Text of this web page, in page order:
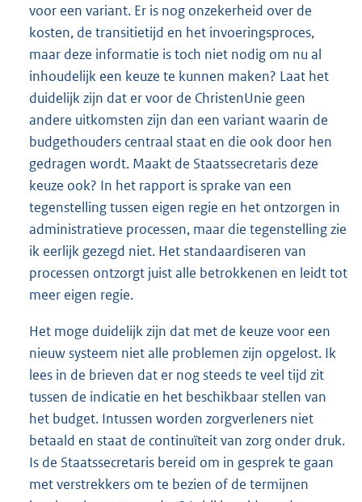
voor een variant. Er is nog onzekerheid over de
kosten, de transitietijd en het invoeringsproces,
maar deze informatie is toch niet nodig om nu al
inhoudelijk een keuze te kunnen maken? Laat het
duidelijk zijn dat er voor de ChristenUnie geen
andere uitkomsten zijn dan een variant waarin de
budgethouders centraal staat en die ook door hen
gedragen wordt. Maakt de Staatssecretaris deze
keuze ook? In het rapport is sprake van een
tegenstelling tussen eigen regie en het ontzorgen in
administratieve processen, maar die tegenstelling zie
ik eerlijk gezegd niet. Het standaardiseren van
processen ontzorgt juist alle betrokkenen en leidt tot
meer eigen regie.
Het moge duidelijk zijn dat met de keuze voor een
nieuw systeem niet alle problemen zijn opgelost. Ik
lees in de brieven dat er nog steeds te veel tijd zit
tussen de indicatie en het beschikbaar stellen van
het budget. Intussen worden zorgverleners niet
betaald en staat de continuïteit van zorg onder druk.
Is de Staatssecretaris bereid om in gesprek te gaan
met verstrekkers om te bezien of de termijnen